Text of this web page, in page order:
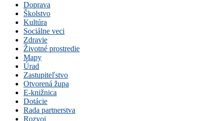
Doprava
Školstvo
Kultúra
Sociálne veci
Zdravie
Životné prostredie
Mapy
Úrad
Zastupiteľstvo
Otvorená župa
E-knižnica
Dotácie
Rada partnerstva
Rozvoj